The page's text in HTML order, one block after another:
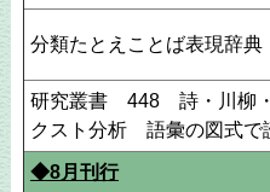
分類たとえことば表現辞典
研究叢書 448 詩・川柳
クスト分析 語彙の図式で
◆8月刊行